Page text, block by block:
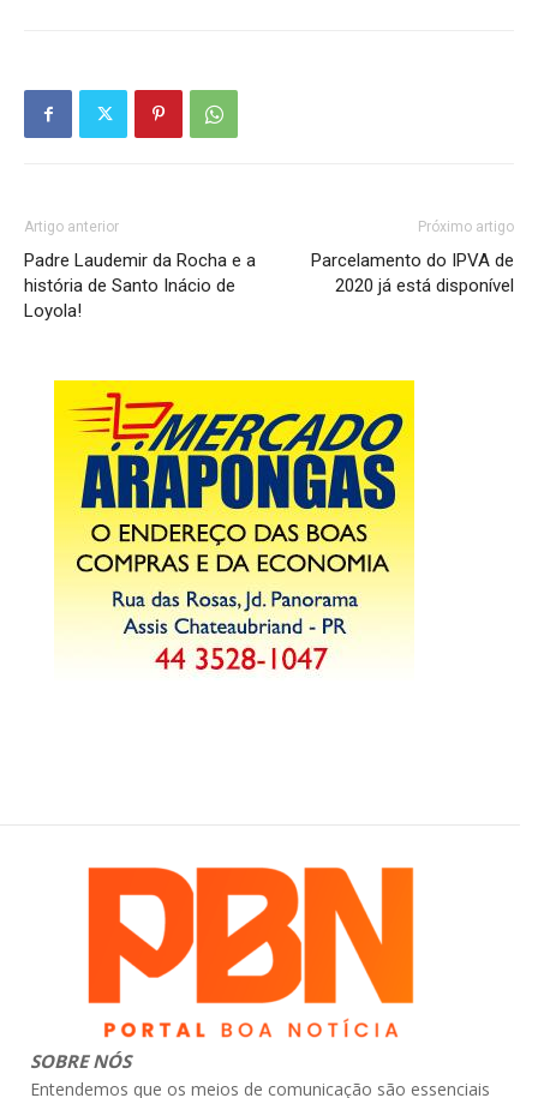
Artigo anterior
Padre Laudemir da Rocha e a
história de Santo Inácio de
Loyola!
Próximo artigo
Parcelamento do IPVA de
2020 já está disponível
SOBRE NÓS
Entendemos que os meios de comunicação são essenciais